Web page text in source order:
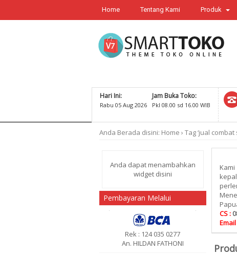
Home Tentang Kami Produk
Hari Ini:
Rabu 05 Aug 2026
Jam Buka Toko:
Pkl 08.00 sd 16.00 WIB
Anda Berada disini: Home › Tag ‘jual
Anda dapat menambahkan
widget disini
Pembayaran Melalui
Rek : 124 035 0277
An. HILDAN FATHONI
CS :
Email